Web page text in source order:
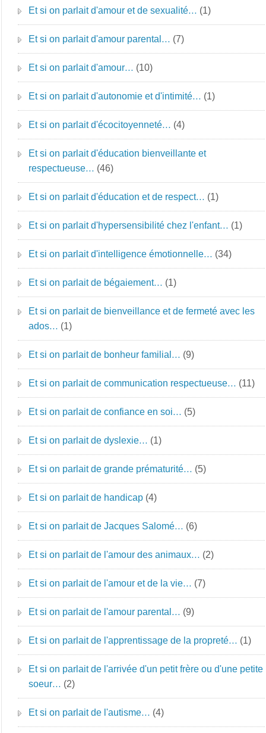
Et si on parlait d'amour et de sexualité… (1)
Et si on parlait d'amour parental… (7)
Et si on parlait d'amour… (10)
Et si on parlait d'autonomie et d'intimité… (1)
Et si on parlait d'écocitoyenneté… (4)
Et si on parlait d'éducation bienveillante et
respectueuse… (46)
Et si on parlait d'éducation et de respect… (1)
Et si on parlait d'hypersensibilité chez l'enfant… (1)
Et si on parlait d'intelligence émotionnelle… (34)
Et si on parlait de bégaiement… (1)
Et si on parlait de bienveillance et de fermeté avec les
ados… (1)
Et si on parlait de bonheur familial… (9)
Et si on parlait de communication respectueuse… (11)
Et si on parlait de confiance en soi… (5)
Et si on parlait de dyslexie… (1)
Et si on parlait de grande prématurité… (5)
Et si on parlait de handicap (4)
Et si on parlait de Jacques Salomé… (6)
Et si on parlait de l'amour des animaux… (2)
Et si on parlait de l'amour et de la vie… (7)
Et si on parlait de l'amour parental… (9)
Et si on parlait de l'apprentissage de la propreté… (1)
Et si on parlait de l'arrivée d'un petit frère ou d'une petite
soeur… (2)
Et si on parlait de l'autisme… (4)